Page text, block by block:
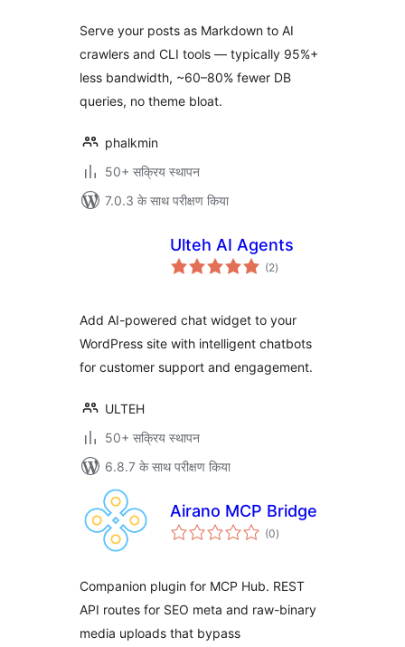
Serve your posts as Markdown to AI
crawlers and CLI tools — typically 95%+
less bandwidth, ~60–80% fewer DB
queries, no theme bloat.
phalkmin
50+ सक्रिय स्थापन
7.0.3 के साथ परीक्षण किया
Ulteh AI Agents
(2कुल
दर)
Add AI-powered chat widget to your
WordPress site with intelligent chatbots
for customer support and engagement.
ULTEH
50+ सक्रिय स्थापन
6.8.7 के साथ परीक्षण किया
Airano MCP Bridge
(0कुल
दर)
Companion plugin for MCP Hub. REST
API routes for SEO meta and raw-binary
media uploads that bypass